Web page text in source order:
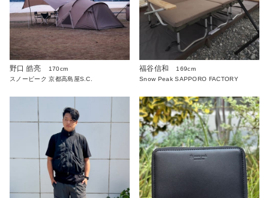
野口 皓亮
170cm
スノーピーク 京都高島屋S.C.
福谷信和
169cm
Snow Peak SAPPORO FACTORY